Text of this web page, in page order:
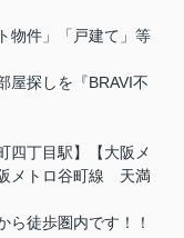
物件」「戸建て」等
屋探しを『BRAVI不
丁目駅】【大阪メ
メトロ谷町線 天満
歩圏内です！！